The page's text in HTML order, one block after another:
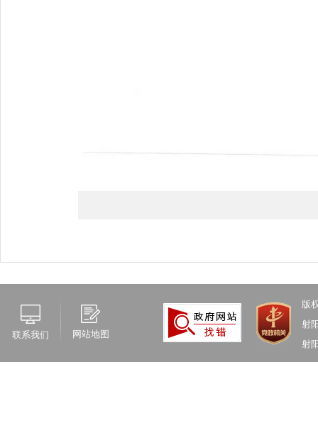
联系我们 网站地图
版
射
射